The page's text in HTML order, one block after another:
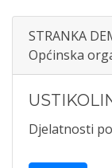
STRANKA
Općinska
Djelatnosti